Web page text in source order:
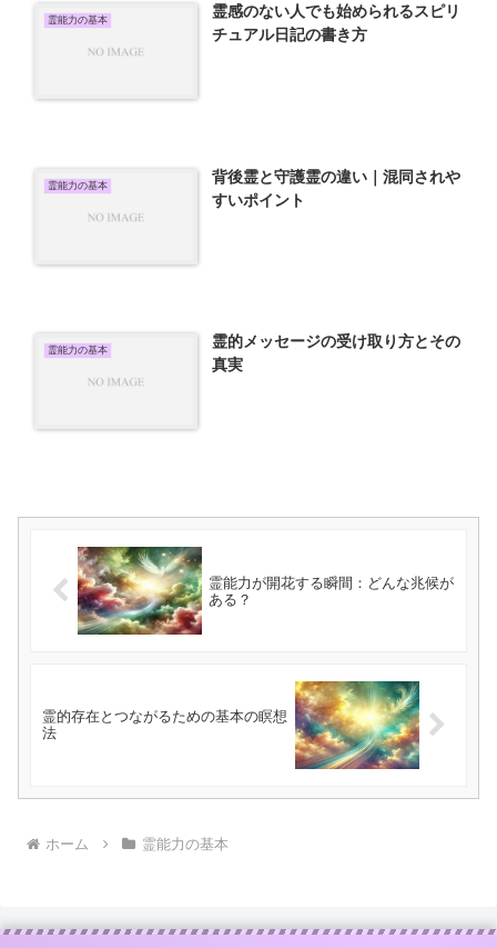
霊能力の基本
霊感のない人でも始められるスピリ
チュアル日記の書き方
霊能力の基本
背後霊と守護霊の違い｜混同されや
すいポイント
霊能力の基本
霊的メッセージの受け取り方とその
真実
霊能力が開花する瞬間：どんな兆候が
ある？
霊的存在とつながるための基本の瞑想
法
ホーム 霊能力の基本